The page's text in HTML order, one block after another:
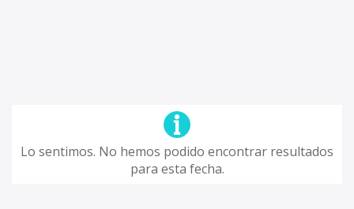
Lo sentimos. No hemos podido encontrar resultados
para esta fecha.